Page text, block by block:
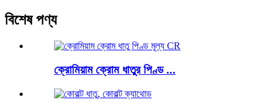
বিশেষ পণ্য
ক্রোমিয়াম ক্রোম ধাতুর পিণ্ড ...